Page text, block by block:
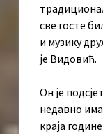
све госте
и музику
је Видовић.
Он је
недавно
краја